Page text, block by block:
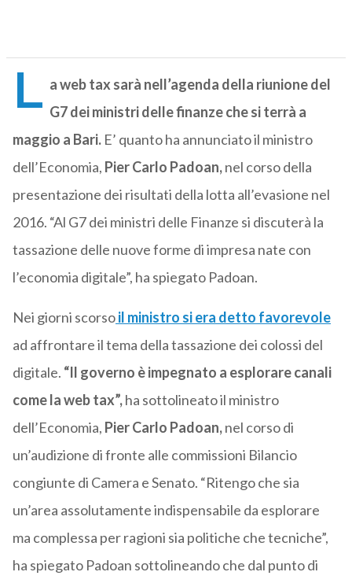
L a web tax sarà nell’agenda della riunione del
G7 dei ministri delle finanze che si terrà a
maggio a Bari.E’ quanto ha annunciato il ministro
dell’Economia, Pier Carlo Padoan,nel corso della
presentazione dei risultati della lotta all’evasione nel
2016. “Al G7 dei ministri delle Finanze si discuterà la
tassazione delle nuove forme di impresa nate con
l’economia digitale”, ha spiegato Padoan.
Nei giorni scorsoil ministro si era detto favorevole
ad affrontare il tema della tassazione dei colossi del
digitale. “Il governo è impegnato a esplorare canali
come la web tax”,ha sottolineato il ministro
dell’Economia, Pier Carlo Padoan,nel corso di
un’audizione di fronte alle commissioni Bilancio
congiunte di Camera e Senato. “Ritengo che sia
un’area assolutamente indispensabile da esplorare
ma complessa per ragioni sia politiche che tecniche”,
ha spiegato Padoan sottolineando che dal punto di